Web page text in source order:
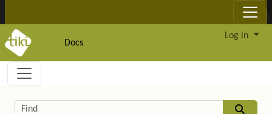
Docs
Log in
Navigation and related functionality and
Related content
Find